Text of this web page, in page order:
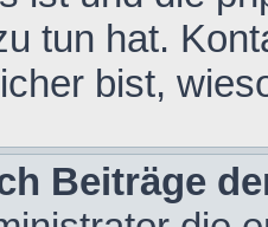
tun hat.
bist,
Beiträge